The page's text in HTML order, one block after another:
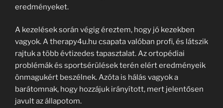
eredményeket.
A kezelések során végig éreztem, hogy jó kezekben
vagyok. A therapy4u.hu csapata valóban profi, és látszik
rajtuk a több évtizedes tapasztalat. Az ortopédiai
problémák és sportsérülések terén elért eredményeik
önmagukért beszélnek. Azóta is hálás vagyok a
barátomnak, hogy hozzájuk irányított, mert jelentősen
javult az állapotom.